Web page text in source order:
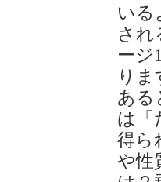
いる
され
ージ
り
ある
は「
得ら
や性